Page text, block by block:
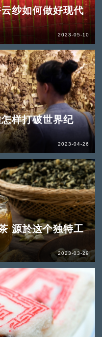
纱如何做好现代
2023-05-10
样打破世界纪
2023-04-26
源於这个独特工
2023-03-29